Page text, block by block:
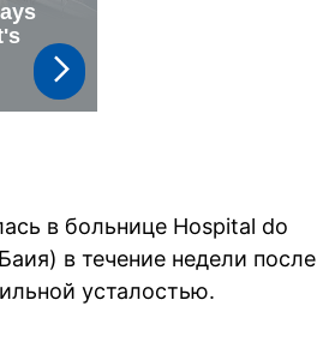
в больнице Hospital do
в течение недели после
усталостью.